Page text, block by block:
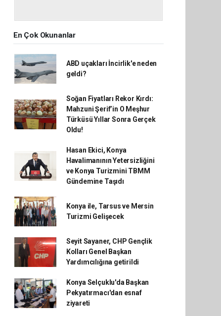
En Çok Okunanlar
ABD uçakları İncirlik'e neden
geldi?
Soğan Fiyatları Rekor Kırdı:
Mahzuni Şerif’in O Meşhur
Türküsü Yıllar Sonra Gerçek
Oldu!
Hasan Ekici, Konya
Havalimanının Yetersizliğini
ve Konya Turizmini TBMM
Gündemine Taşıdı
Konya ile, Tarsus ve Mersin
Turizmi Gelişecek
Seyit Sayaner, CHP Gençlik
Kolları Genel Başkan
Yardımcılığına getirildi
Konya Selçuklu'da Başkan
Pekyatırmacı'dan esnaf
ziyareti